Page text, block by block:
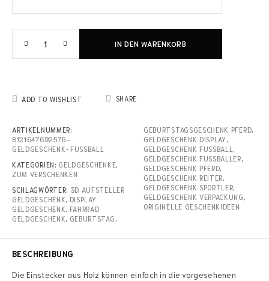
IN DEN WARENKORB
ADD TO WISHLIST SHARE
ARTIKELNUMMER:
8121647692576-
GELDGESCHENK-FUSSBALL
KATEGORIEN: GELDGESCHENKE,
ZUM VERSCHENKEN
SCHLAGWÖRTER: 3D AUFSTELLER
GELDGESCHENK, DISPLAY
GELDGESCHENK, FAHRRAD
GELDGESCHENK, GEBURTSTAG ,
GEBURTSTAGSGESCHENK PFERD,
GELDGESCHENK DISPLAY,
GELDGESCHENK FUSSBALL
,
GELDGESCHENK FUSSBALLER
,
GELDGESCHENK PFERD,
GELDGESCHENK REITER,
GELDGESCHENK SPORTLER,
GELDGESCHENK VERPACKUNG ,
ORIGINELLE GESCHENKIDEEN
BESCHREIBUNG
Die Einstecker aus Holz können einfach in die vorgesehenen